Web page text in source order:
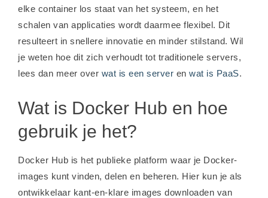
elke container los staat van het systeem, en het
schalen van applicaties wordt daarmee flexibel. Dit
resulteert in snellere innovatie en minder stilstand. Wil
je weten hoe dit zich verhoudt tot traditionele servers,
lees dan meer over wat is een server en wat is PaaS.
Wat is Docker Hub en hoe
gebruik je het?
Docker Hub is het publieke platform waar je Docker-
images kunt vinden, delen en beheren. Hier kun je als
ontwikkelaar kant-en-klare images downloaden van